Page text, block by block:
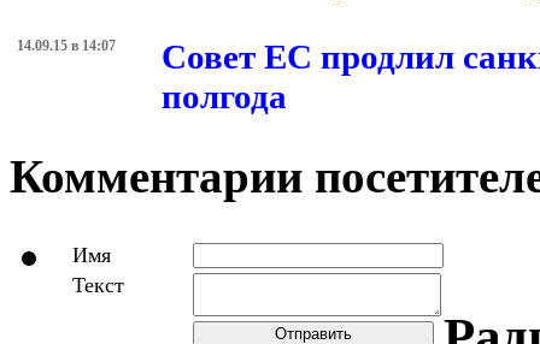
14.09.15 в 14:07
Совет ЕС продлил
полгода
Комментарии
Имя
Текст
Отправить